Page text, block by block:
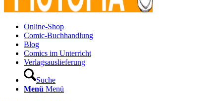
Online-Shop
Comic-Buchhandlung
Blog
Comics im Unterricht
Verlagsauslieferung
Suche
Menü Menü